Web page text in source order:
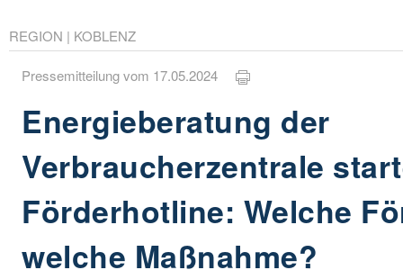
REGION | KOBLENZ
Pressemitteilung vom 17.05.2024
Energieberatung der
Verbraucherzentrale
Förderhotline: Welche
welche Maßnahme?